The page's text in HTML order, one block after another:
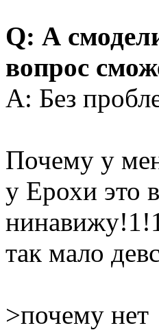
Q: А
вопрос
A: Без
Почему у
у Ерохи это
так мало
>почему нет